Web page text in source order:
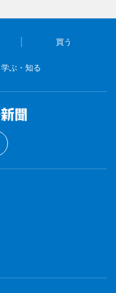
買う
学ぶ・知る